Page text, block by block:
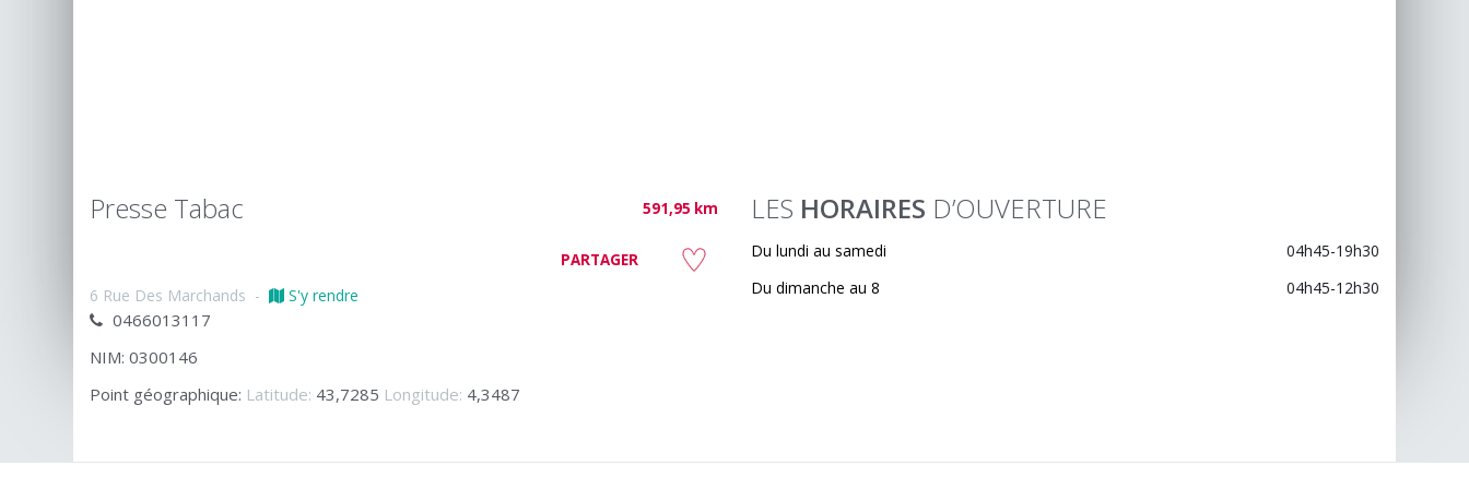
Presse Tabac 591,95 km
PARTAGER
6 Rue Des Marchands - S'y rendre
0466013117
NIM: 0300146
Point géographique: Latitude: 43,7285 Longitude: 4,3487
LES HORAIRES D’OUVERTURE
Du lundi au samedi
04h45-19h30
Du dimanche au 8
04h45-12h30